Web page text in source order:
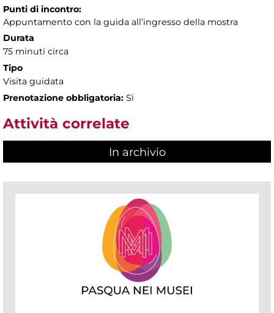
Punti di incontro:
Appuntamento con la guida all’ingresso della mostra
Durata
75 minuti circa
Tipo
Visita guidata
Prenotazione obbligatoria: Sì
Attività correlate
In archivio